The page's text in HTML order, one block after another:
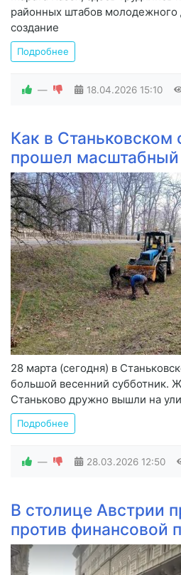
районных штабов молодежного
создание
Подробнее
— 18.04.2026 15:10
Как в Станьковском
прошел масштабный
28 марта (сегодня) в
большой весенний субботник.
Станьково дружно вышли на
Подробнее
— 28.03.2026 12:50
В столице Австрии
против финансовой